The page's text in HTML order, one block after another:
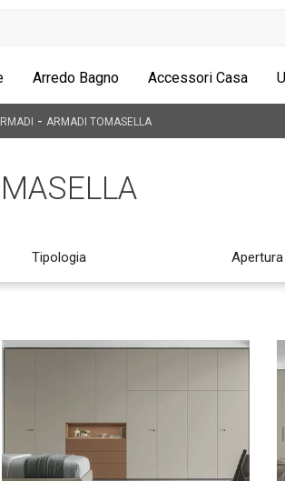
Arredo Bagno Accessori Casa
- ARMADI TOMASELLA
Tipologia Apertura